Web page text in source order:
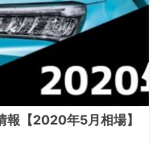
報【2020年5月相場】